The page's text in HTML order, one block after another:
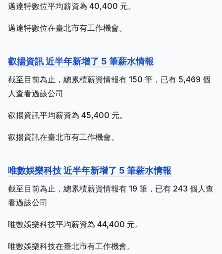
邁達特數位平均薪資為 40,400 元。
邁達特數位在臺北市有工作機會。
叡揚資訊 近半年新增了 5 筆薪水情報
截至目前為止，總累積薪資情報有 150 筆，已有 5,469 個
人查看過該公司
叡揚資訊平均薪資為 45,400 元。
叡揚資訊在臺北市有工作機會。
唯數娛樂科技 近半年新增了 5 筆薪水情報
截至目前為止，總累積薪資情報有 19 筆，已有 243 個人查
看過該公司
唯數娛樂科技平均薪資為 44,400 元。
唯數娛樂科技在臺北市有工作機會。